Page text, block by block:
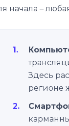
начала –
Здесь
регионе